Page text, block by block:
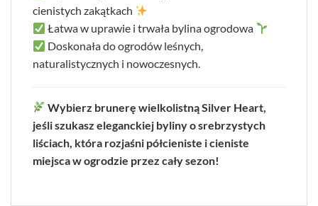
cienistych zakątkach
Łatwa w uprawie i trwała bylina ogrodowa
Doskonała do ogrodów leśnych,
naturalistycznych i nowoczesnych.
Wybierz brunerę wielkolistną Silver Heart,
jeśli szukasz eleganckiej byliny o srebrzystych
liściach, która rozjaśni półcieniste i cieniste
miejsca w ogrodzie przez cały sezon!